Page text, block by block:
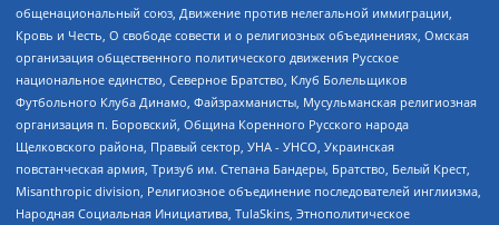
общенациональный союз, Движение против нелегальной иммиграции,
Кровь и Честь, О свободе совести и о религиозных объединениях, Омская
организация общественного политического движения Русское
национальное единство, Северное Братство, Клуб Болельщиков
Футбольного Клуба Динамо, Файзрахманисты, Мусульманская религиозная
организация п. Боровский, Община Коренного Русского народа
Щелковского района, Правый сектор, УНА - УНСО, Украинская
повстанческая армия, Тризуб им. Степана Бандеры, Братство, Белый Крест,
Misanthropic division, Религиозное объединение последователей инглиизма,
Народная Социальная Инициатива, TulaSkins, Этнополитическое